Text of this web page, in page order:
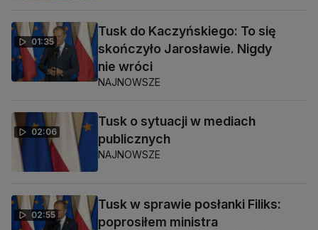
01:35
Tusk do Kaczyńskiego: To się
skończyło Jarosławie. Nigdy
nie wróci
NAJNOWSZE
02:06
Tusk o sytuacji w mediach
publicznych
NAJNOWSZE
02:55
Tusk w sprawie posłanki Filiks:
poprosiłem ministra